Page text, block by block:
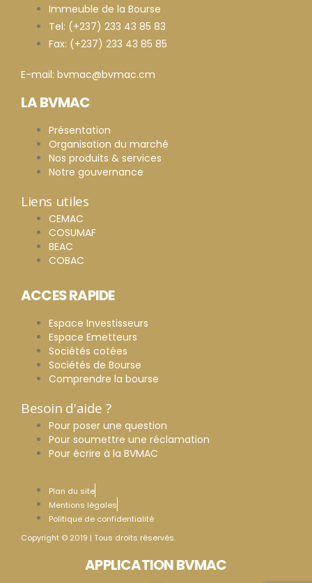
Immeuble de la Bourse
Tel: (+237) 233 43 85 83
Fax: (+237) 233 43 85 85
E-mail: bvmac@bvmac.cm
LA BVMAC
Présentation
Organisation du marché
Nos produits & services
Notre gouvernance
Liens utiles
CEMAC
COSUMAF
BEAC
COBAC
ACCES RAPIDE
Espace Investisseurs
Espace Emetteurs
Sociétés cotées
Sociétés de Bourse
Comprendre la bourse
Besoin d'aide ?
Pour poser une question
Pour soumettre une réclamation
Pour écrire à la BVMAC
Plan du site
Mentions légales
Politique de confidentialité
Copyright © 2019 | Tous droits réservés.
APPLICATION BVMAC